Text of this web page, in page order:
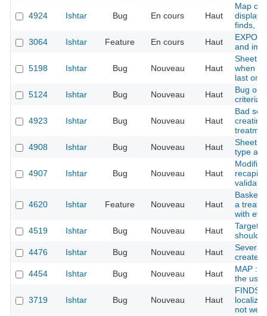
4924 Ishtar Bug En cours Haut
Map on
finds,
3064
Ishtar Feature En cours Haut
and
5198 Ishtar Bug Nouveau Haut
Sheet
when
last one
5124
Ishtar Bug Nouveau Haut
Bug on
criteria
4923 Ishtar Bug Nouveau Haut
Bad
4908
Ishtar Bug Nouveau Haut
Sheet
type
4907 Ishtar Bug Nouveau Haut
4620 Ishtar Feature Nouveau Haut
a
with
4519
Ishtar Bug Nouveau Haut
Target
should
4476
Ishtar Bug Nouveau Haut
Several
created
4454
Ishtar Bug Nouveau Haut
MAP :
the
3719 Ishtar Bug Nouveau Haut
FINDS
not well